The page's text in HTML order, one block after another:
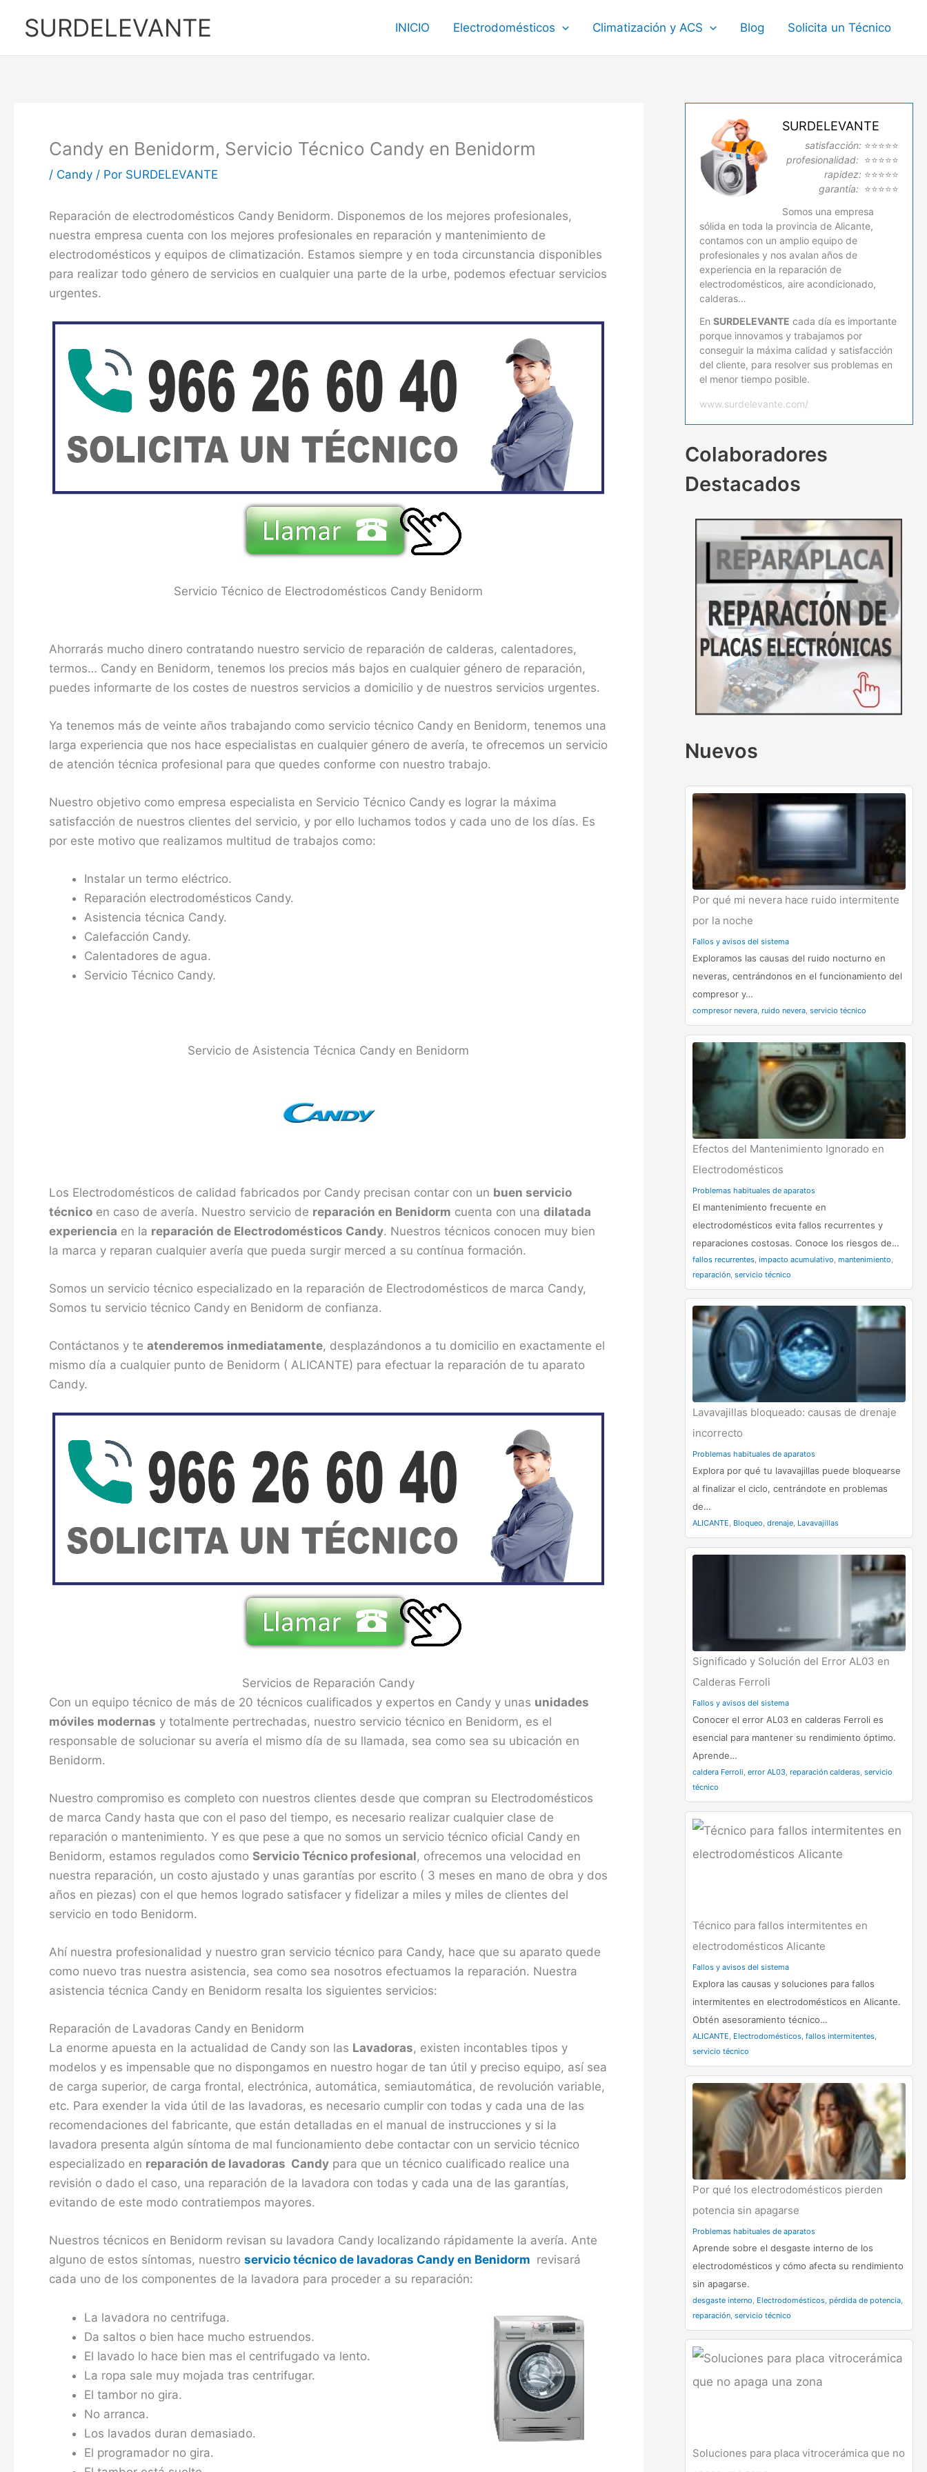
SURDELEVANTE INICIO Electrodomésticos Climatización y ACS Blog Solicita un Técnico
Candy en Benidorm, Servicio Técnico Candy en Benidorm
/ Candy / Por SURDELEVANTE
Reparación de electrodomésticos Candy Benidorm. Disponemos de los mejores profesionales,
nuestra empresa cuenta con los mejores profesionales en reparación y mantenimiento de
electrodomésticos y equipos de climatización. Estamos siempre y en toda circunstancia disponibles
para realizar todo género de servicios en cualquier una parte de la urbe, podemos efectuar servicios
urgentes.
Servicio Técnico de Electrodomésticos Candy Benidorm
Ahorrarás mucho dinero contratando nuestro servicio de reparación de calderas, calentadores,
termos… Candy en Benidorm, tenemos los precios más bajos en cualquier género de reparación,
puedes informarte de los costes de nuestros servicios a domicilio y de nuestros servicios urgentes.
Ya tenemos más de veinte años trabajando como servicio técnico Candy en Benidorm, tenemos una
larga experiencia que nos hace especialistas en cualquier género de avería, te ofrecemos un servicio
de atención técnica profesional para que quedes conforme con nuestro trabajo.
Nuestro objetivo como empresa especialista en Servicio Técnico Candy es lograr la máxima
satisfacción de nuestros clientes del servicio, y por ello luchamos todos y cada uno de los días. Es
por este motivo que realizamos multitud de trabajos como:
Instalar un termo eléctrico.
Reparación electrodomésticos Candy.
Asistencia técnica Candy.
Calefacción Candy.
Calentadores de agua.
Servicio Técnico Candy.
Servicio de Asistencia Técnica Candy en Benidorm
Los Electrodomésticos de calidad fabricados por Candy precisan contar con un buen servicio
técnico en caso de avería. Nuestro servicio de reparación en Benidorm cuenta con una dilatada
experiencia en la reparación de Electrodomésticos Candy. Nuestros técnicos conocen muy bien
la marca y reparan cualquier avería que pueda surgir merced a su contínua formación.
Somos un servicio técnico especializado en la reparación de Electrodomésticos de marca Candy,
Somos tu servicio técnico Candy en Benidorm de confianza.
Contáctanos y te atenderemos inmediatamente, desplazándonos a tu domicilio en exactamente el
mismo día a cualquier punto de Benidorm ( ALICANTE) para efectuar la reparación de tu aparato
Candy.
Servicios de Reparación Candy
Con un equipo técnico de más de 20 técnicos cualificados y expertos en Candy y unas unidades
móviles modernas y totalmente pertrechadas, nuestro servicio técnico en Benidorm, es el
responsable de solucionar su avería el mismo día de su llamada, sea como sea su ubicación en
Benidorm.
Nuestro compromiso es completo con nuestros clientes desde que compran su Electrodomésticos
de marca Candy hasta que con el paso del tiempo, es necesario realizar cualquier clase de
reparación o mantenimiento. Y es que pese a que no somos un servicio técnico oficial Candy en
Benidorm, estamos regulados como Servicio Técnico profesional, ofrecemos una velocidad en
nuestra reparación, un costo ajustado y unas garantías por escrito ( 3 meses en mano de obra y dos
años en piezas) con el que hemos logrado satisfacer y fidelizar a miles y miles de clientes del
servicio en todo Benidorm.
Ahí nuestra profesionalidad y nuestro gran servicio técnico para Candy, hace que su aparato quede
como nuevo tras nuestra asistencia, sea como sea nosotros efectuamos la reparación. Nuestra
asistencia técnica Candy en Benidorm resalta los siguientes servicios:
Reparación de Lavadoras Candy en Benidorm
La enorme apuesta en la actualidad de Candy son las Lavadoras, existen incontables tipos y
modelos y es impensable que no dispongamos en nuestro hogar de tan útil y preciso equipo, así sea
de carga superior, de carga frontal, electrónica, automática, semiautomática, de revolución variable,
etc. Para exender la vida útil de las lavadoras, es necesario cumplir con todas y cada una de las
recomendaciones del fabricante, que están detalladas en el manual de instrucciones y si la
lavadora presenta algún síntoma de mal funcionamiento debe contactar con un servicio técnico
especializado en reparación de lavadoras Candy para que un técnico cualificado realice una
revisión o dado el caso, una reparación de la lavadora con todas y cada una de las garantías,
evitando de este modo contratiempos mayores.
Nuestros técnicos en Benidorm revisan su lavadora Candy localizando rápidamente la avería. Ante
alguno de estos síntomas, nuestro servicio técnico de lavadoras Candy en Benidorm revisará
cada uno de los componentes de la lavadora para proceder a su reparación:
La lavadora no centrifuga.
Da saltos o bien hace mucho estruendos.
El lavado lo hace bien mas el centrifugado va lento.
La ropa sale muy mojada tras centrifugar.
El tambor no gira.
No arranca.
Los lavados duran demasiado.
El programador no gira.
SURDELEVANTE
satisfacción: ⭐⭐⭐⭐⭐
profesionalidad: ⭐⭐⭐⭐⭐
rapidez: ⭐⭐⭐⭐⭐
garantía: ⭐⭐⭐⭐⭐
Somos una empresa
sólida en toda la provincia de Alicante,
contamos con un amplio equipo de
profesionales y nos avalan años de
experiencia en la reparación de
electrodomésticos, aire acondicionado,
calderas…
En SURDELEVANTE cada día es importante
porque innovamos y trabajamos por
conseguir la máxima calidad y satisfacción
del cliente, para resolver sus problemas en
el menor tiempo posible.
www.surdelevante.com/
Colaboradores
Destacados
Nuevos
Por qué mi nevera hace ruido intermitente
por la noche
Fallos y avisos del sistema
Exploramos las causas del ruido nocturno en
neveras, centrándonos en el funcionamiento del
compresor y…
compresor nevera, ruido nevera, servicio técnico
Efectos del Mantenimiento Ignorado en
Electrodomésticos
Problemas habituales de aparatos
El mantenimiento frecuente en
electrodomésticos evita fallos recurrentes y
reparaciones costosas. Conoce los riesgos de…
fallos recurrentes, impacto acumulativo mantenimiento
reparación, servicio técnico
Lavavajillas bloqueado: causas de drenaje
incorrecto
Problemas habituales de aparatos
Explora por qué tu lavavajillas puede bloquearse
al finalizar el ciclo, centrándote en problemas
de…
ALICANTE, Bloqueo, drenaje, Lavavajillas
Significado y Solución del Error AL03 en
Calderas Ferroli
Fallos y avisos del sistema
Conocer el error AL03 en calderas Ferroli es
esencial para mantener su rendimiento óptimo.
Aprende…
caldera Ferroli, error AL03, reparación calderas, servicio
técnico
Técnico para fallos intermitentes en
electrodomésticos Alicante
Fallos y avisos del sistema
Explora las causas y soluciones para fallos
intermitentes en electrodomésticos en Alicante.
Obtén asesoramiento técnico…
ALICANTE Electrodomésticos, fallos intermitentes,
servicio técnico
Por qué los electrodomésticos pierden
potencia sin apagarse
Problemas habituales de aparatos
Aprende sobre el desgaste interno de los
electrodomésticos y cómo afecta su rendimiento
sin apagarse.
desgaste interno Electrodomésticos, pérdida de potencia,
reparación, servicio técnico
Soluciones para placa vitrocerámica que no